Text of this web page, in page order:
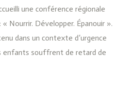
une conférence régionale
Nourrir. Développer. Épanouir ».
dans un contexte d’urgence
enfants souffrent de retard de